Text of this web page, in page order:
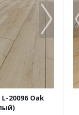
20096 Oak